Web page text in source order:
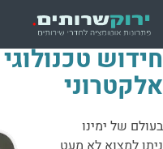
חידוש
אלקטרוני
בעולם של ימינו